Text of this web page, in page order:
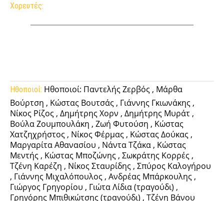
Χορευτές:
Ηθοποιοί: Ηθοποιοί: Παντελής Ζερβός , Μάρθα
Βούρτση , Κώστας Βουτσάς , Γιάννης Γκιωνάκης ,
Νίκος Ρίζος , Δημήτρης Χορν , Δημήτρης Μυράτ ,
Βούλα Ζουμπουλάκη , Ζωή Φυτούση , Κώστας
Χατζηχρήστος , Νίκος Φέρμας , Κώστας Δούκας ,
Μαργαρίτα Αθανασίου , Νάντα Τζάκα , Κώστας
Μεντής , Κώστας Μποζώνης , Σωκράτης Κορρές ,
Τζένη Καρέζη , Νίκος Σταυρίδης , Σπύρος Καλογήρου
, Γιάννης Μιχαλόπουλος , Ανδρέας Μπάρκουλης ,
Γιώργος Γρηγορίου , Γιώτα Λίδια (τραγούδι) ,
Γρηγόρης Μπιθικώτσης (τραγούδι) , Τζένη Βάνου